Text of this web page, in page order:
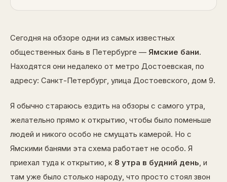
Сегодня на обзоре одни из самых известных
общественных бань в Петербурге — Ямские бани.
Находятся они недалеко от метро Достоевская, по
адресу: Санкт-Петербург, улица Достоевского, дом 9.
Я обычно стараюсь ездить на обзоры с самого утра,
желательно прямо к открытию, чтобы было поменьше
людей и никого особо не смущать камерой. Но с
Ямскими банями эта схема работает не особо. Я
приехал туда к открытию, к 8 утра в будний день, и
там уже было столько народу, что просто стоял звон